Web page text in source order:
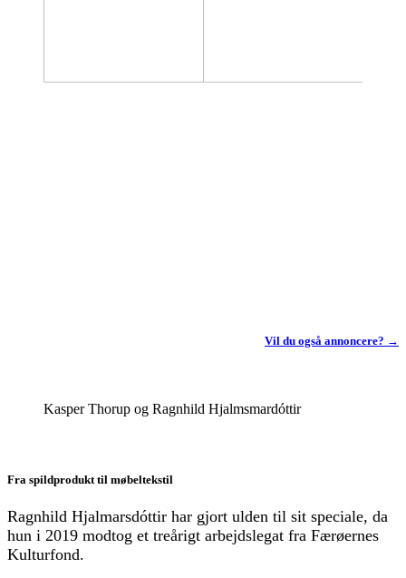
Vil du også annoncere? →
Kasper Thorup og Ragnhild Hjalmsmardóttir
Fra spildprodukt til møbeltekstil
Ragnhild Hjalmarsdóttir har gjort ulden til sit speciale, da
hun i 2019 modtog et treårigt arbejdslegat fra Færøernes
Kulturfond.